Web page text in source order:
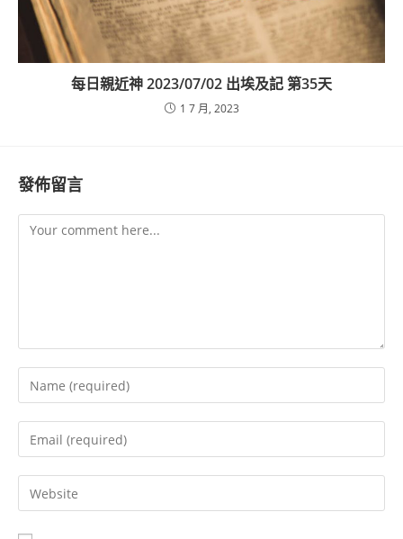
每日親近神 2023/07/02 出埃及記 第35天
1 7 月, 2023
發佈留言